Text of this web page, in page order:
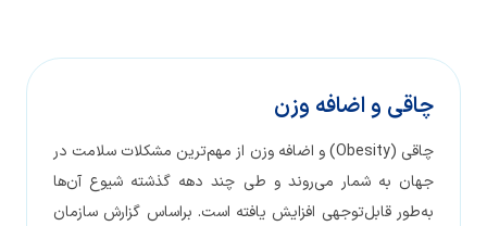
چاقی و اضافه وزن
چاقی (Obesity) و اضافه وزن از مهم‌ترین مشکلات سلامت در
جهان به شمار می‌روند و طی چند دهه گذشته شیوع آن‌ها
به‌طور قابل‌توجهی افزایش یافته است. براساس گزارش سازمان